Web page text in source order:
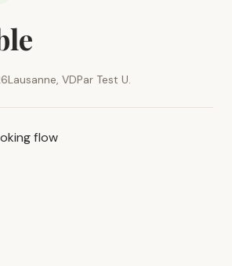
Lausanne, VDPar Test U.
flow